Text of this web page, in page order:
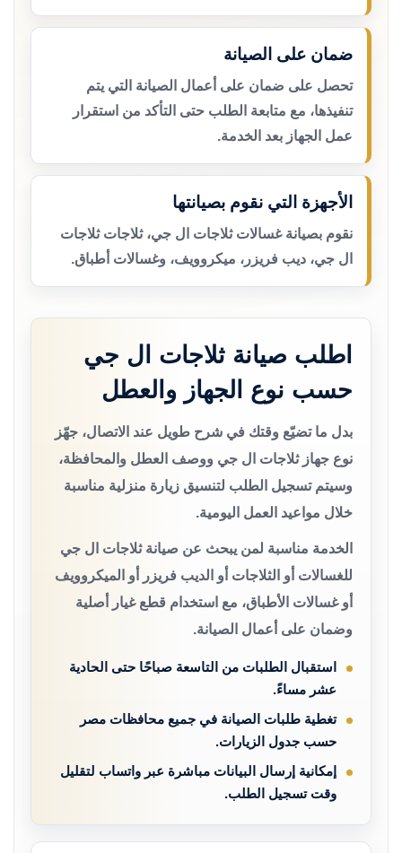
ضمان على الصيانة
تحصل على ضمان على أعمال الصيانة التي يتم
تنفيذها، مع متابعة الطلب حتى التأكد من استقرار
عمل الجهاز بعد الخدمة.
الأجهزة التي نقوم بصيانتها
نقوم بصيانة غسالات ثلاجات ال جي، ثلاجات ثلاجات
ال جي، ديب فريزر، ميكروويف، وغسالات أطباق.
اطلب صيانة ثلاجات ال جي
حسب نوع الجهاز والعطل
بدل ما تضيّع وقتك في شرح طويل عند الاتصال، جهّز
نوع جهاز ثلاجات ال جي ووصف العطل والمحافظة،
وسيتم تسجيل الطلب لتنسيق زيارة منزلية مناسبة
خلال مواعيد العمل اليومية.
الخدمة مناسبة لمن يبحث عن صيانة ثلاجات ال جي
للغسالات أو الثلاجات أو الديب فريزر أو الميكروويف
أو غسالات الأطباق، مع استخدام قطع غيار أصلية
وضمان على أعمال الصيانة.
استقبال الطلبات من التاسعة صباحًا حتى الحادية
عشر مساءً.
تغطية طلبات الصيانة في جميع محافظات مصر
حسب جدول الزيارات.
إمكانية إرسال البيانات مباشرة عبر واتساب لتقليل
وقت تسجيل الطلب.